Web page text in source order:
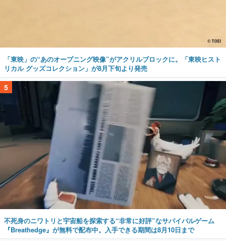
「東映」の“あのオープニング映像”がアクリルブロックに。「東映ヒスト
リカル グッズコレクション」が8月下旬より発売
5
不死身のニワトリと宇宙船を探索する“非常に好評”なサバイバルゲーム
『Breathedge』が無料で配布中。入手できる期間は8月10日まで